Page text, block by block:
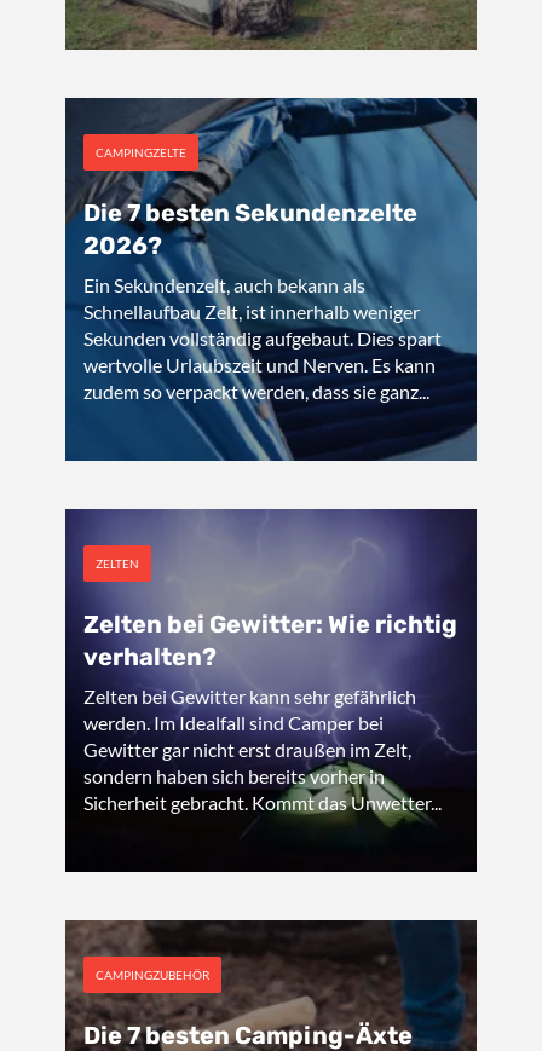
CAMPINGZELTE
Die 7 besten Sekundenzelte
2026?
Ein Sekundenzelt, auch bekann als
Schnellaufbau Zelt, ist innerhalb weniger
Sekunden vollständig aufgebaut. Dies spart
wertvolle Urlaubszeit und Nerven. Es kann
zudem so verpackt werden, dass sie ganz...
ZELTEN
Zelten bei Gewitter: Wie richtig
verhalten?
Zelten bei Gewitter kann sehr gefährlich
werden. Im Idealfall sind Camper bei
Gewitter gar nicht erst draußen im Zelt,
sondern haben sich bereits vorher in
Sicherheit gebracht. Kommt das Unwetter...
CAMPINGZUBEHÖR
Die 7 besten Camping-Äxte